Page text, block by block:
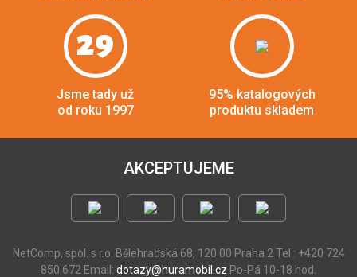
29
Jsme tady už
od roku 1997
95% katalogových
produktu skladem
AKCEPTUJEME
NetComp, spol. s r.o. Bělehradská 68, 120 00 Praha 2 Tel.: +420 724
850 672 Email: dotazy@huramobil.cz Po-Pá 10-18 hod.